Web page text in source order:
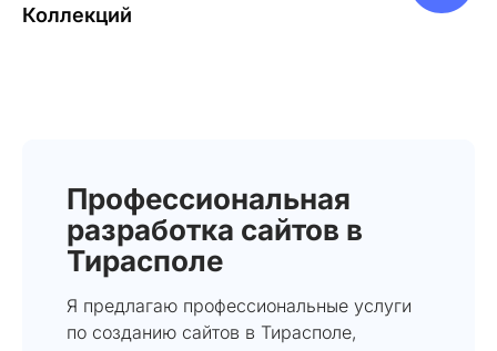
Коллекций
Профессиональная
разработка сайтов в
Тирасполе
Я предлагаю профессиональные услуги
по созданию сайтов в Тирасполе,